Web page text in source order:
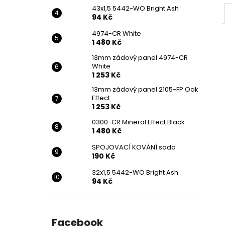
43x1,5 5442-WO Bright Ash
94 Kč
4974-CR White
1 480 Kč
13mm zádový panel 4974-CR
White
1 253 Kč
13mm zádový panel 2105-FP Oak
Effect
1 253 Kč
0300-CR Mineral Effect Black
1 480 Kč
SPOJOVACÍ KOVÁNÍ sada
190 Kč
32x1,5 5442-WO Bright Ash
94 Kč
Facebook